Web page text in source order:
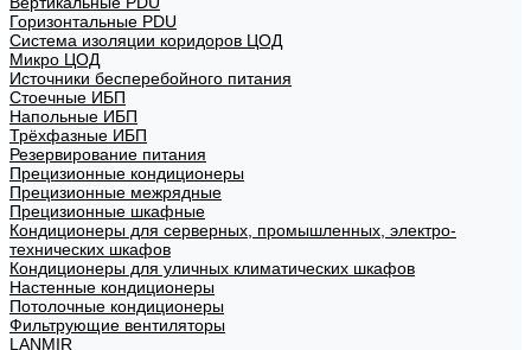
Горизонтальные PDU
Система изоляции коридоров ЦОД
Микро ЦОД
Источники бесперебойного питания
Стоечные ИБП
Напольные ИБП
Трёхфазные ИБП
Резервирование питания
Прецизионные кондиционеры
Прецизионные межрядные
Прецизионные шкафные
Кондиционеры для серверных, промышленных, электро-
технических шкафов
Кондиционеры для уличных климатических шкафов
Настенные кондиционеры
Потолочные кондиционеры
Фильтрующие вентиляторы
LANMIR